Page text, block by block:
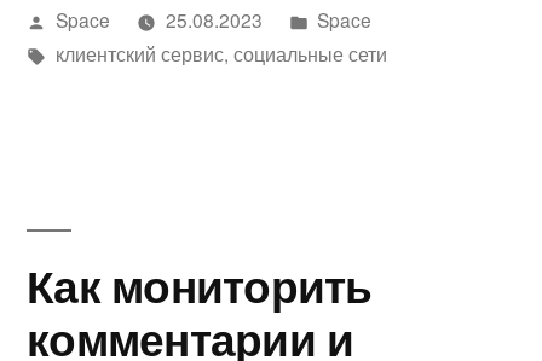
Написано
автором
Space 25.08.2023
Написано
в
Space
Метки:
клиентский сервис, социальные сети
Как мониторить
комментарии и